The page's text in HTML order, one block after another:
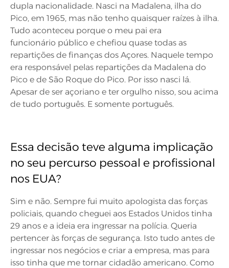
dupla nacionalidade. Nasci na Madalena, ilha do
Pico, em 1965, mas não tenho quaisquer raízes à ilha.
Tudo aconteceu porque o meu pai era
funcionário público e chefiou quase todas as
repartições de finanças dos Açores. Naquele tempo
era responsável pelas repartições da Madalena do
Pico e de São Roque do Pico. Por isso nasci lá.
Apesar de ser açoriano e ter orgulho nisso, sou acima
de tudo português. E somente português.
Essa decisão teve alguma implicação
no seu percurso pessoal e profissional
nos EUA?
Sim e não. Sempre fui muito apologista das forças
policiais, quando cheguei aos Estados Unidos tinha
29 anos e a ideia era ingressar na polícia. Queria
pertencer às forças de segurança. Isto tudo antes de
ingressar nos negócios e criar a empresa, mas para
isso tinha que me tornar cidadão americano. Como